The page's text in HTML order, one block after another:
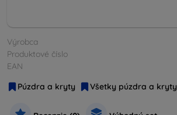
Výrobca
Produktové číslo
EAN
Púzdra a kryty
Všetky púzdra a kryty